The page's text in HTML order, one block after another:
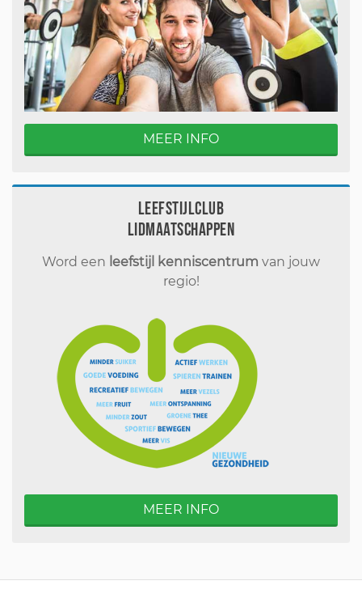
MEER INFO
Leefstijlclub
Lidmaatschappen
Word een leefstijl kenniscentrum van jouw
regio!
MEER INFO